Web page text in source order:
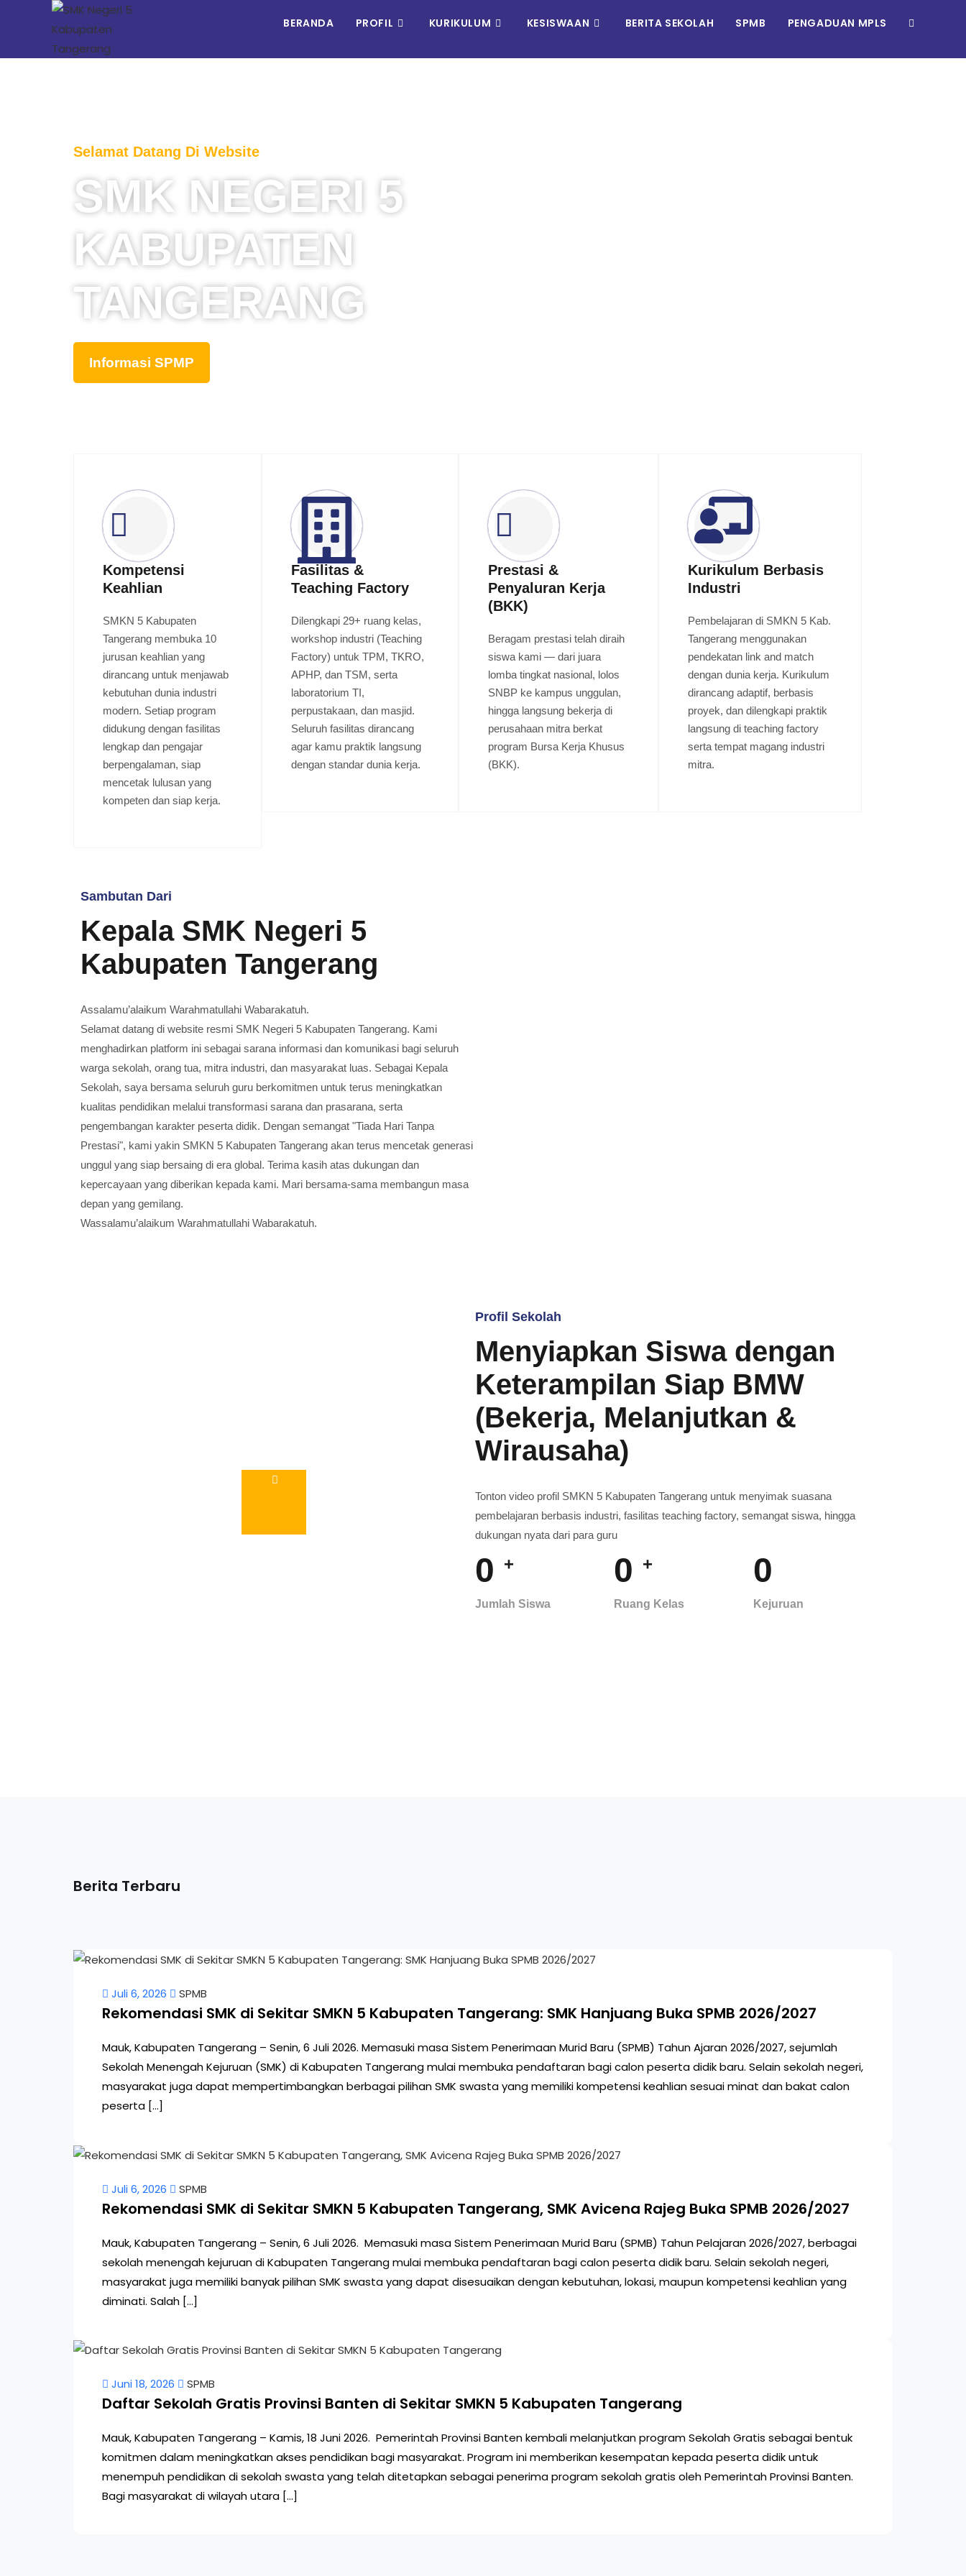
BERANDA PROFIL KURIKULUM KESISWAAN BERITA SEKOLAH SPMB PENGADUAN MPLS
Selamat Datang Di Website
SMK NEGERI 5
KABUPATEN
TANGERANG
Informasi SPMP
Kompetensi
Keahlian
SMKN 5 Kabupaten
Tangerang membuka 10
jurusan keahlian yang
dirancang untuk menjawab
kebutuhan dunia industri
modern. Setiap program
didukung dengan fasilitas
lengkap dan pengajar
berpengalaman, siap
mencetak lulusan yang
kompeten dan siap kerja.
Fasilitas &
Teaching Factory
Dilengkapi 29+ ruang kelas,
workshop industri (Teaching
Factory) untuk TPM, TKRO,
APHP, dan TSM, serta
laboratorium TI,
perpustakaan, dan masjid.
Seluruh fasilitas dirancang
agar kamu praktik langsung
dengan standar dunia kerja.
Prestasi &
Penyaluran Kerja
(BKK)
Beragam prestasi telah diraih
siswa kami — dari juara
lomba tingkat nasional, lolos
SNBP ke kampus unggulan,
hingga langsung bekerja di
perusahaan mitra berkat
program Bursa Kerja Khusus
(BKK).
Kurikulum Berbasis
Industri
Pembelajaran di SMKN 5 Kab.
Tangerang menggunakan
pendekatan link and match
dengan dunia kerja. Kurikulum
dirancang adaptif, berbasis
proyek, dan dilengkapi praktik
langsung di teaching factory
serta tempat magang industri
mitra.
Sambutan Dari
Kepala SMK Negeri 5
Kabupaten Tangerang
Assalamu’alaikum Warahmatullahi Wabarakatuh.
Selamat datang di website resmi SMK Negeri 5 Kabupaten Tangerang. Kami
menghadirkan platform ini sebagai sarana informasi dan komunikasi bagi seluruh
warga sekolah, orang tua, mitra industri, dan masyarakat luas. Sebagai Kepala
Sekolah, saya bersama seluruh guru berkomitmen untuk terus meningkatkan
kualitas pendidikan melalui transformasi sarana dan prasarana, serta
pengembangan karakter peserta didik. Dengan semangat "Tiada Hari Tanpa
Prestasi", kami yakin SMKN 5 Kabupaten Tangerang akan terus mencetak generasi
unggul yang siap bersaing di era global. Terima kasih atas dukungan dan
kepercayaan yang diberikan kepada kami. Mari bersama-sama membangun masa
depan yang gemilang.
Wassalamu’alaikum Warahmatullahi Wabarakatuh.
Profil Sekolah
Menyiapkan Siswa dengan
Keterampilan Siap BMW
(Bekerja, Melanjutkan &
Wirausaha)
Tonton video profil SMKN 5 Kabupaten Tangerang untuk menyimak suasana
pembelajaran berbasis industri, fasilitas teaching factory, semangat siswa, hingga
dukungan nyata dari para guru
0 +
Jumlah Siswa
0 +
Ruang Kelas
0
Kejuruan
Berita Terbaru
Juli 6, 2026 SPMB
Rekomendasi SMK di Sekitar SMKN 5 Kabupaten Tangerang: SMK Hanjuang Buka SPMB 2026/2027
Mauk, Kabupaten Tangerang – Senin, 6 Juli 2026. Memasuki masa Sistem Penerimaan Murid Baru (SPMB) Tahun Ajaran 2026/2027, sejumlah
Sekolah Menengah Kejuruan (SMK) di Kabupaten Tangerang mulai membuka pendaftaran bagi calon peserta didik baru. Selain sekolah negeri,
masyarakat juga dapat mempertimbangkan berbagai pilihan SMK swasta yang memiliki kompetensi keahlian sesuai minat dan bakat calon
peserta […]
Juli 6, 2026 SPMB
Rekomendasi SMK di Sekitar SMKN 5 Kabupaten Tangerang, SMK Avicena Rajeg Buka SPMB 2026/2027
Mauk, Kabupaten Tangerang – Senin, 6 Juli 2026. Memasuki masa Sistem Penerimaan Murid Baru (SPMB) Tahun Pelajaran 2026/2027, berbagai
sekolah menengah kejuruan di Kabupaten Tangerang mulai membuka pendaftaran bagi calon peserta didik baru. Selain sekolah negeri,
masyarakat juga memiliki banyak pilihan SMK swasta yang dapat disesuaikan dengan kebutuhan, lokasi, maupun kompetensi keahlian yang
diminati. Salah […]
Juni 18, 2026 SPMB
Daftar Sekolah Gratis Provinsi Banten di Sekitar SMKN 5 Kabupaten Tangerang
Mauk, Kabupaten Tangerang – Kamis, 18 Juni 2026. Pemerintah Provinsi Banten kembali melanjutkan program Sekolah Gratis sebagai bentuk
komitmen dalam meningkatkan akses pendidikan bagi masyarakat. Program ini memberikan kesempatan kepada peserta didik untuk
menempuh pendidikan di sekolah swasta yang telah ditetapkan sebagai penerima program sekolah gratis oleh Pemerintah Provinsi Banten.
Bagi masyarakat di wilayah utara […]